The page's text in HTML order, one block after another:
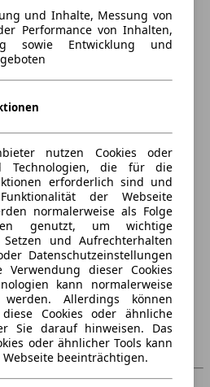
und Inhalte, Messung von
Performance von Inhalten,
sowie Entwicklung und
nutzen Cookies oder
Technologien, die für die
erforderlich sind und
der Webseite
normalerweise als Folge
genutzt, um wichtige
und Aufrechterhalten
Datenschutzeinstellungen
dieser Cookies
kann normalerweise
Allerdings können
Cookies oder ähnliche
Sie darauf hinweisen. Das
oder ähnlicher Tools kann
beeinträchtigen.